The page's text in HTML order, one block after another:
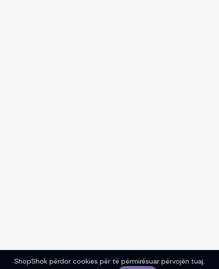
ShopShok përdor cookies për të përmirësuar përvojën tuaj.